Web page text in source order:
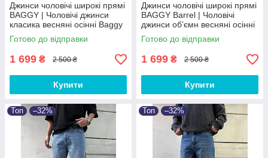
Джинси чоловічі широкі прямі
BAGGY | Чоловічі джинси
класика весняні осінні Baggy
Готово до відправки
1 699 ₴ 2 500 ₴
Купити
Джинси чоловічі широкі прямі
BAGGY Barrel | Чоловічі
джинси обʼємн весняні осінні
Baggy
Готово до відправки
1 699 ₴ 2 500 ₴
Купити
Топ –32% Топ –32%